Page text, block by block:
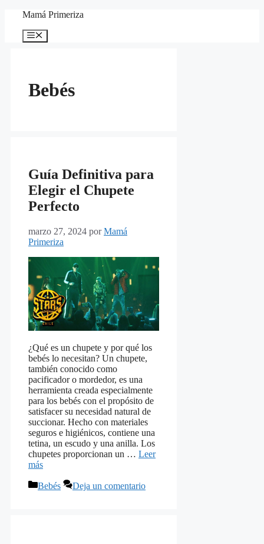
Saltar
contenido
Mamá Primeriza
Menú
Bebés
Guía Definitiva para
Elegir el Chupete
Perfecto
marzo 27, 2024 porMamá
Primeriza
¿Qué es un chupete y por qué los
bebés lo necesitan? Un chupete,
también conocido como
pacificador o mordedor, es una
herramienta creada especialmente
para los bebés con el propósito de
satisfacer su necesidad natural de
succionar. Hecho con materiales
seguros e higiénicos, contiene una
tetina, un escudo y una anilla. Los
chupetes proporcionan un … Leer
más
Categorías
Bebés Deja un comentario